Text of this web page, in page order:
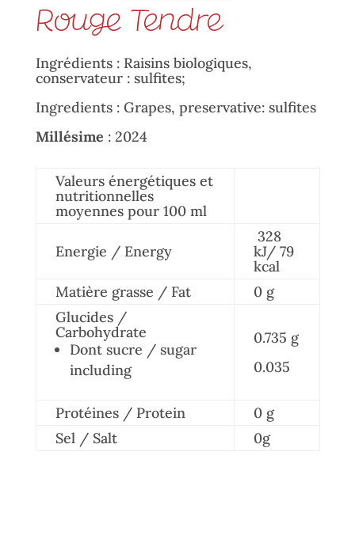
Rouge Tendre
Ingrédients : Raisins biologiques,
conservateur : sulfites;
Ingredients : Grapes, preservative: sulfites
Millésime : 2024
Valeurs énergétiques et
nutritionnelles
moyennes pour 100 ml
Energie / Energy
328
kJ/ 79
kcal
Matière grasse / Fat
0 g
Glucides /
Carbohydrate
Dont sucre / sugar
including
0.735 g
0.035
Protéines / Protein
0 g
Sel / Salt
0g